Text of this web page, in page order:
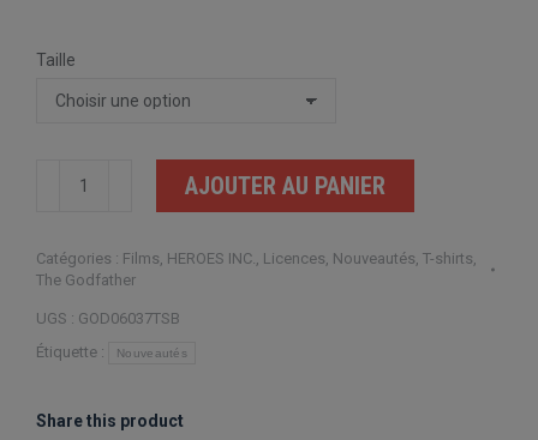
Taille
quantité
Godfather
The
Don
AJOUTER AU PANIER
Catégories : Films, HEROES INC., Licences, Nouveautés, T-shirts,
The Godfather
UGS : GOD06037TSB
Étiquette :
Nouveautés
Share this product